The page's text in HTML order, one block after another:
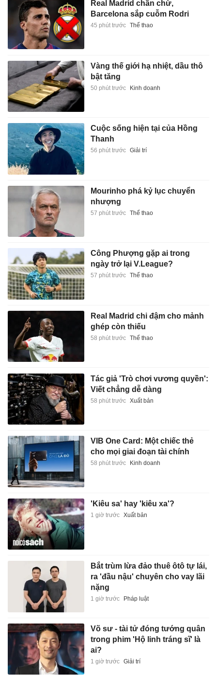
Real Madrid chần chừ,
Barcelona sắp cuỗm Rodri
45 phút trước Thể thao
Vàng thế giới hạ nhiệt, dầu thô
bật tăng
50 phút trước Kinh doanh
Cuộc sống hiện tại của Hồng
Thanh
56 phút trước Giải trí
Mourinho phá kỷ lục chuyển
nhượng
57 phút trước Thể thao
Công Phượng gặp ai trong
ngày trở lại V.League?
57 phút trước Thể thao
Real Madrid chi đậm cho mảnh
ghép còn thiếu
58 phút trước Thể thao
Tác giả 'Trò chơi vương quyền':
Viết chẳng dễ dàng
58 phút trước Xuất bản
VIB One Card: Một chiếc thẻ
cho mọi giai đoạn tài chính
58 phút trước Kinh doanh
'Kiêu sa' hay 'kiêu xa'?
1 giờ trước Xuất bản
Bắt trùm lừa đảo thuê ôtô tự lái,
ra 'đầu nậu' chuyên cho vay lãi
nặng
1 giờ trước Pháp luật
Võ sư - tài tử đóng tướng quân
trong phim 'Hộ linh tráng sĩ' là
ai?
1 giờ trước Giải trí